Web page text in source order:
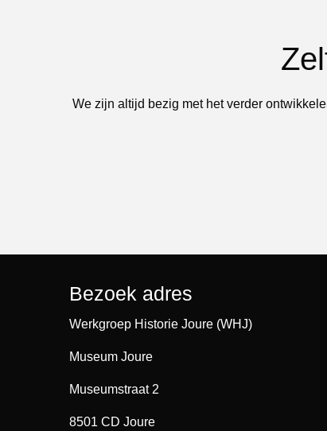
We zijn altijd bezig met het verder
Bezoek adres
Werkgroep Historie Joure (WHJ)
Museum Joure
Museumstraat 2
8501 CD Joure